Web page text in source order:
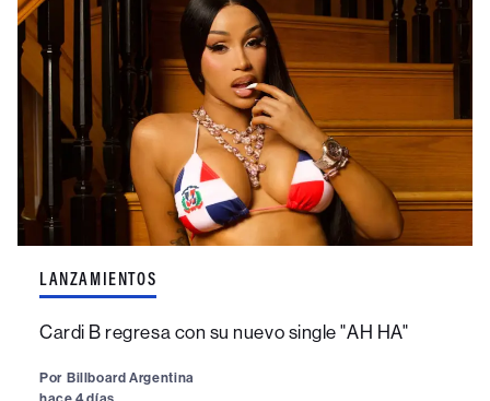
LANZAMIENTOS
Cardi B regresa con su nuevo single "AH HA"
Por Billboard Argentina